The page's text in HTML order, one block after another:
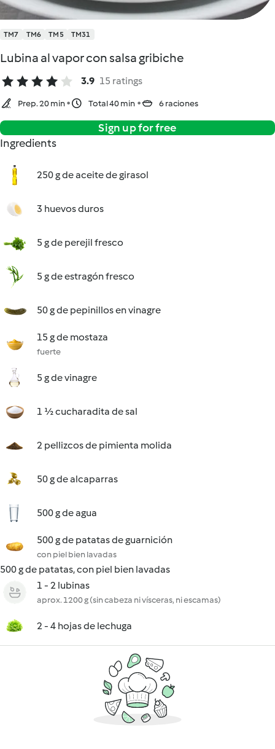
TM7 TM6 TM5 TM31
Lubina al vapor con salsa gribiche
3.9 15 ratings
Prep. 20 min Total 40 min 6 raciones
Sign up for free
Ingredients
250 g de aceite de girasol
3 huevos duros
5 g de perejil fresco
5 g de estragón fresco
50 g de pepinillos en vinagre
15 g de mostaza
fuerte
5 g de vinagre
1 ½ cucharadita de sal
2 pellizcos de pimienta molida
50 g de alcaparras
500 g de agua
500 g de patatas de guarnición
con piel bien lavadas
500 g de patatas, con piel bien lavadas
1 - 2 lubinas
aprox. 1200 g (sin cabeza ni vísceras, ni escamas)
2 - 4 hojas de lechuga